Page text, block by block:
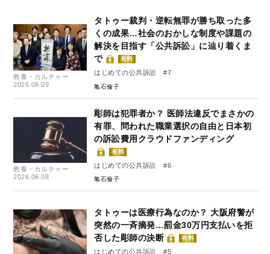
教養・カルチャー
2026.06.09
タトゥー裁判・逆転無罪が勝ち取った多
くの成果…社会のおかしな制度や課題の
解決を目指す「公共訴訟」に辿り着くま
で
有料
はじめての公共訴訟 #7
亀石倫子
教養・カルチャー
2026.06.08
彫師は犯罪者か？ 医師法違反でまさかの
有罪、問われた職業選択の自由と日本初
の訴訟費用クラウドファンディング
有料
はじめての公共訴訟 #6
亀石倫子
タトゥーは医療行為なのか？ 大阪府警が
突然の一斉摘発…罰金30万円支払いを拒
否した彫師の決断
有料
はじめての公共訴訟 #5